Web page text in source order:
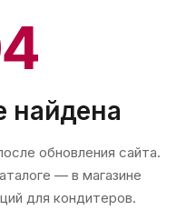
найдена
обновления сайта.
— в магазине
для кондитеров.